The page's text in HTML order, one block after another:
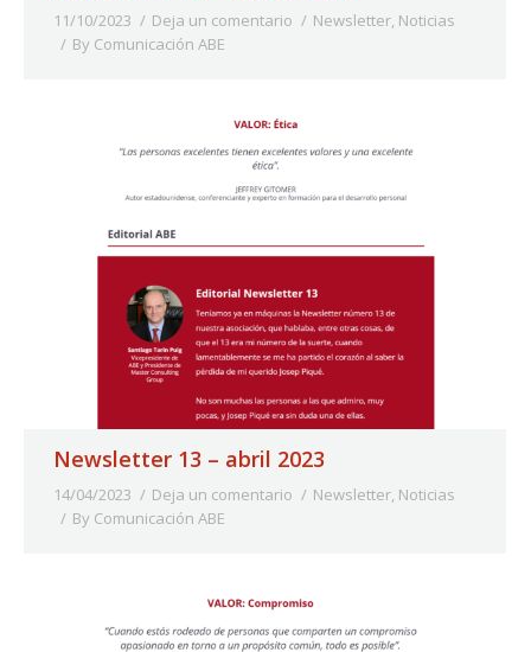
11/10/2023 Deja un comentario Newsletter Noticias
By Comunicación ABE
Newsletter 13 – abril 2023
14/04/2023 Deja un comentario Newsletter, Noticias
By Comunicación ABE